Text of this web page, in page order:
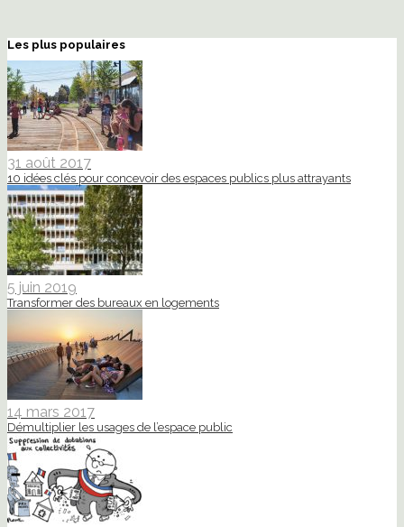
Les plus populaires
31 août 2017
10 idées clés pour concevoir des espaces publics plus attrayants
5 juin 2019
Transformer des bureaux en logements
14 mars 2017
Démultiplier les usages de l’espace public